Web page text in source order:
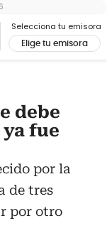
Selecciona tu emisora
Elige tu emisora
debe
fue
por la
de tres
por otro